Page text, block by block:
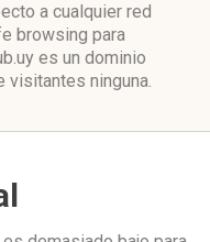
a cualquier red
browsing para
es un dominio
visitantes ninguna.